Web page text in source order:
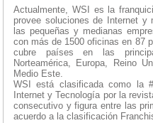
Actualmente, WSI es la
provee soluciones de Internet y
las pequeñas y medianas
con más de 1500 oficinas en 87
cubre países en las
Norteamérica, Europa, Reino
Medio Este.
WSI está clasificada como la
Internet y Tecnología por la
consecutivo y figura entre las
acuerdo a la clasificación